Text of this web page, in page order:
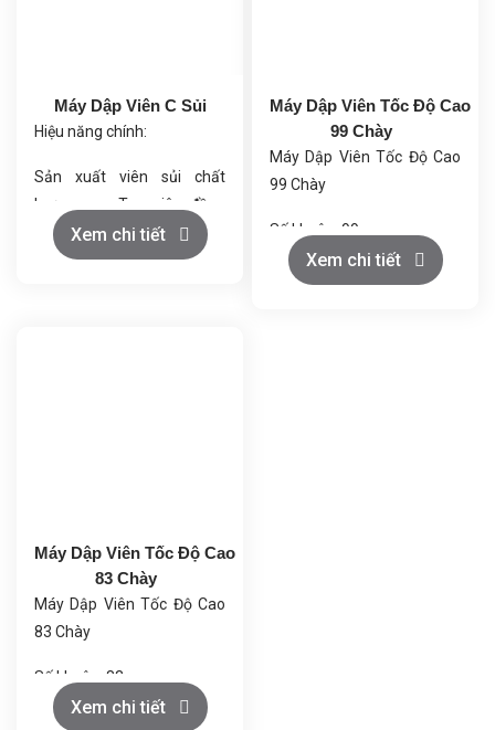
Máy Dập Viên C Sủi
Hiệu năng chính:
Sản xuất viên sủi chất
lượng cao: Tạo viên đồng
đều, tan nhanh trong nước.
Năng suất cao: Đảm bảo
Xem chi tiết
Máy Dập Viên Tốc Độ Cao
99 Chày
Máy Dập Viên Tốc Độ Cao
99 Chày
Số khuôn: 99
Đường kính tối đa của viên
nén (mm): 10
Xem chi tiết
Máy Dập Viên Tốc Độ Cao
83 Chày
Máy Dập Viên Tốc Độ Cao
83 Chày
Số khuôn: 83
Đường kính tối đa của viên
Xem chi tiết